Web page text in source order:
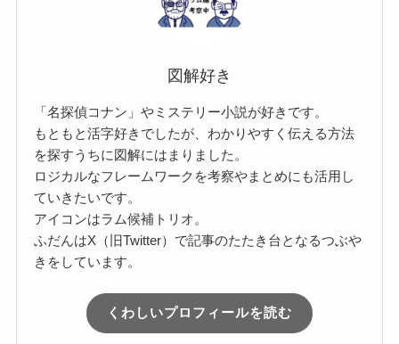
図解好き
「名探偵コナン」やミステリー小説が好きです。
もともと活字好きでしたが、わかりやすく伝える方法
を探すうちに図解にはまりました。
ロジカルなフレームワークを考察やまとめにも活用し
ていきたいです。
アイコンはラム候補トリオ。
ふだんはX（旧Twitter）で記事のたたき台となるつぶや
きをしています。
くわしいプロフィールを読む